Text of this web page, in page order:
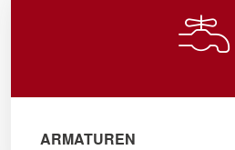
ARMATUREN